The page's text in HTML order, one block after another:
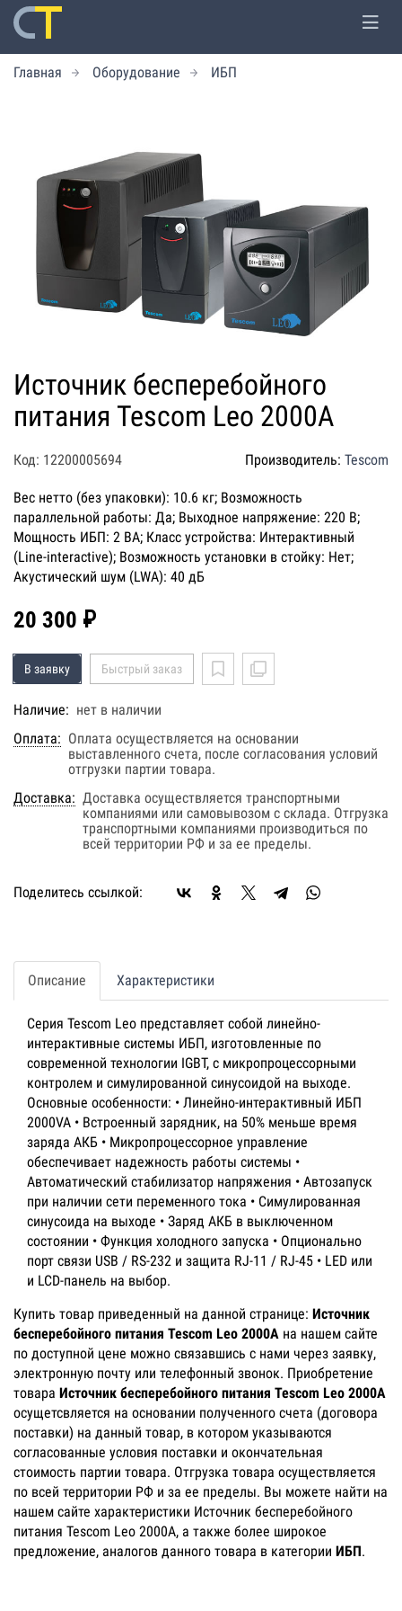
Главная Оборудование ИБП
Источник бесперебойного
питания Tescom Leo 2000A
Код: 12200005694 Производитель: Tescom
Вес нетто (без упаковки): 10.6 кг; Возможность
параллельной работы: Да; Выходное напряжение: 220 В;
Мощность ИБП: 2 ВА; Класс устройства: Интерактивный
(Line-interactive); Возможность установки в стойку: Нет;
Акустический шум (LWA): 40 дБ
20 300 ₽
В заявку Быстрый заказ
Наличие: нет в наличии
Оплата: Оплата осуществляется на основании
выставленного счета, после согласования условий
отгрузки партии товара.
Доставка: Доставка осуществляется транспортными
компаниями или самовывозом с склада. Отгрузка
транспортными компаниями производиться по
всей территории РФ и за ее пределы.
Поделитесь ссылкой:
Описание Характеристики
Серия Tescom Leo представляет собой линейно-
интерактивные системы ИБП, изготовленные по
современной технологии IGBT, с микропроцессорными
контролем и симулированной синусоидой на выходе.
Основные особенности: • Линейно-интерактивный ИБП
2000VA • Встроенный зарядник, на 50% меньше время
заряда АКБ • Микропроцессорное управление
обеспечивает надежность работы системы •
Автоматический стабилизатор напряжения • Автозапуск
при наличии сети переменного тока • Симулированная
синусоида на выходе • Заряд АКБ в выключенном
состоянии • Функция холодного запуска • Опционально
порт связи USB / RS-232 и защита RJ-11 / RJ-45 • LED или
и LCD-панель на выбор.
Купить товар приведенный на данной странице: Источник
бесперебойного питания Tescom Leo 2000A на нашем сайте
по доступной цене можно связавшись с нами через заявку,
электронную почту или телефонный звонок. Приобретение
товара Источник бесперебойного питания Tescom Leo 2000A
осущетсвляется на основании полученного счета (договора
поставки) на данный товар, в котором указываются
согласованные условия поставки и окончательная
стоимость партии товара. Отгрузка товара осуществляется
по всей территории РФ и за ее пределы. Вы можете найти на
нашем сайте характеристики Источник бесперебойного
питания Tescom Leo 2000A, а также более широкое
предложение, аналогов данного товара в категории ИБП.